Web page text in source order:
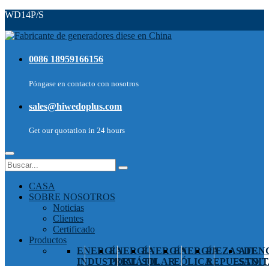
WD14P/S
0086 18959166156
Póngase en contacto con nosotros
sales@hiwedoplus.com
Get our quotation in 24 hours
CASA
SOBRE NOSOTROS
Noticias
Clientes
Certificado
Productos
ENERGÍA
INDUSTRIAL
ENERGÍA
PORTÁTIL
ENERGÍA
SOLAR
ENERGÍA
EÓLICA
PIEZAS DE
REPUESTO